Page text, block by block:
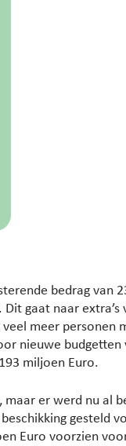
bedrag van
gaat naar
meer personen
nieuwe
miljoen Euro.
er werd nu al
gesteld
Euro voorzien